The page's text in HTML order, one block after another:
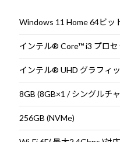
Windows 11 Home 64ビッ
インテル® Core™ i3 プロ
インテル® UHD グラフィ
8GB (8GB×1 / シングルチ
256GB (NVMe)